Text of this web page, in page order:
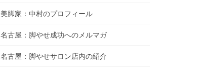
美脚家：中村のプロフィール
名古屋：脚やせ成功へのメルマガ
名古屋：脚やせサロン店内の紹介